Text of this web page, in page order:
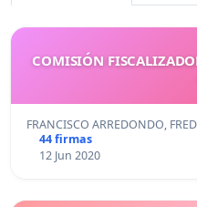
COMISIÓN
FRANCISCO ARREDONDO,
44 firmas
12 Jun 2020